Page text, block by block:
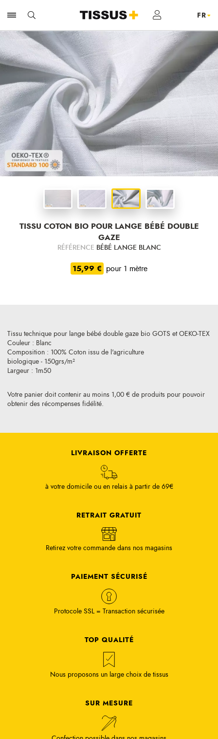
TISSU COTON BIO POUR LANGE BÉBÉ DOUBLE
GAZE
RÉFÉRENCE BÉBÉ LANGE BLANC
15,99 € pour 1 mètre
Votre panier doit contenir au moins 1,00 € de produits pour pouvoir
obtenir des récompenses fidélité.
Tissu technique pour lange bébé double gaze bio GOTS et OEKO-TEX
Couleur : Blanc
Composition : 100% Coton issu de l'agriculture
biologique - 150grs/m²
Largeur : 1m50
LIVRAISON OFFERTE
à votre domicile ou en relais à partir de 69€
RETRAIT GRATUIT
Retirez votre commande dans nos magasins
PAIEMENT SÉCURISÉ
Protocole SSL = Transaction sécurisée
TOP QUALITÉ
Nous proposons un large choix de tissus
SUR MESURE